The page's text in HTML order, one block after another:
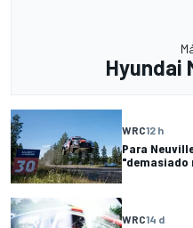
Hyundai
WRC12 h
Para
"demasiado
WRC14 d